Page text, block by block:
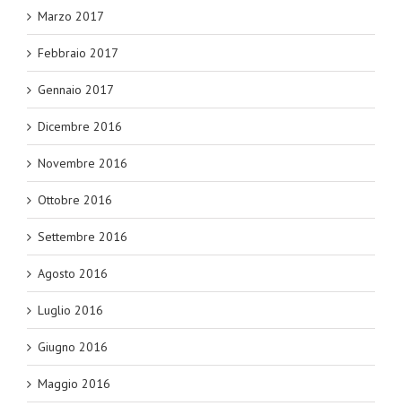
Marzo 2017
Febbraio 2017
Gennaio 2017
Dicembre 2016
Novembre 2016
Ottobre 2016
Settembre 2016
Agosto 2016
Luglio 2016
Giugno 2016
Maggio 2016